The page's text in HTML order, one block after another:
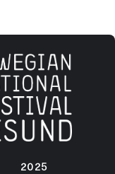
2025